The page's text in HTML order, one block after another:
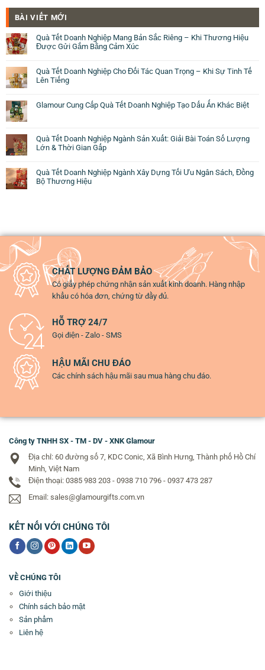
BÀI VIẾT MỚI
Quà Tết Doanh Nghiệp Mang Bản Sắc Riêng – Khi Thương Hiệu
Được Gửi Gắm Bằng Cảm Xúc
Quà Tết Doanh Nghiệp Cho Đối Tác Quan Trọng – Khi Sự Tinh Tế
Lên Tiếng
Glamour Cung Cấp Quà Tết Doanh Nghiệp Tạo Dấu Ấn Khác Biệt
Quà Tết Doanh Nghiệp Ngành Sản Xuất: Giải Bài Toán Số Lượng
Lớn & Thời Gian Gấp
Quà Tết Doanh Nghiệp Ngành Xây Dựng Tối Ưu Ngân Sách, Đồng
Bộ Thương Hiệu
CHẤT LƯỢNG ĐẢM BẢO
Có giấy phép chứng nhận sản xuất kinh doanh. Hàng nhập
khẩu có hóa đơn, chứng từ đầy đủ.
HỖ TRỢ 24/7
Gọi điện - Zalo - SMS
HẬU MÃI CHU ĐÁO
Các chính sách hậu mãi sau mua hàng chu đáo.
Công ty TNHH SX - TM - DV - XNK Glamour
Địa chỉ: 60 đường số 7, KDC Conic, Xã Bình Hưng, Thành phố Hồ Chí
Minh, Việt Nam
Điện thoại: 0385 983 203 - 0938 710 796 - 0937 473 287
Email: sales@glamourgifts.com.vn
KẾT NỐI VỚI CHÚNG TÔI
VỀ CHÚNG TÔI
Giới thiệu
Chính sách bảo mật
Sản phẩm
Liên hệ